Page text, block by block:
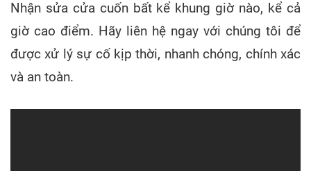
Nhận sửa cửa cuốn bất kể khung giờ nào, kể cả
giờ cao điểm. Hãy liên hệ ngay với chúng tôi để
được xử lý sự cố kịp thời, nhanh chóng, chính xác
và an toàn.